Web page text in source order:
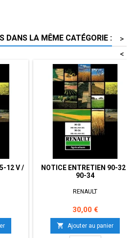
DANS LA MÊME CATÉGORIE :
>
<
12 V /
NOTICE ENTRETIEN 90-32 /
90-34
RENAULT
Prix
30,00 €
 Ajouter au panier